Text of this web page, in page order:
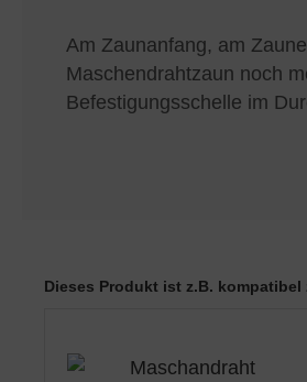
Am Zaunanfang, am
Maschendrahtzaun noch
Befestigungsschelle im
Dieses Produkt ist z.B. kompatibel